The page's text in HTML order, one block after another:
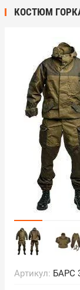
КОСТЮМ
Артикул: БАРС